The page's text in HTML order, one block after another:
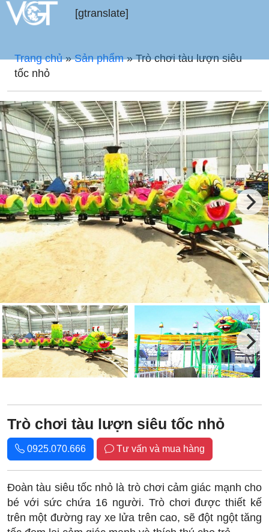
[gtranslate]
Trang chủ»Sản phẩm»Trò chơi tàu lượn siêu
tốc nhỏ
Trò chơi tàu lượn siêu tốc nhỏ
0925.070.666 Tư vấn và mua hàng
Đoàn tàu siêu tốc nhỏ là trò chơi cảm giác mạnh cho
bé với sức chứa 16 người. Trò chơi được thiết kế
trên một đường ray xe lửa trên cao, sẽ đột ngột tăng